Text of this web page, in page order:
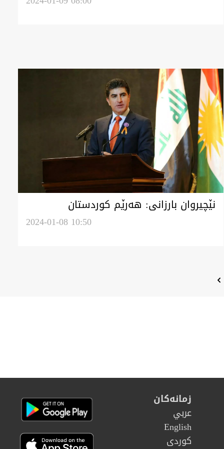
نێچیروان بارزانی: هەرێم کوردستان
هەڕەشە وەبان وڵاتەیل هاوسای دروس
2024-01-08 10:50
زمانەکان
عربي
English
كوردى